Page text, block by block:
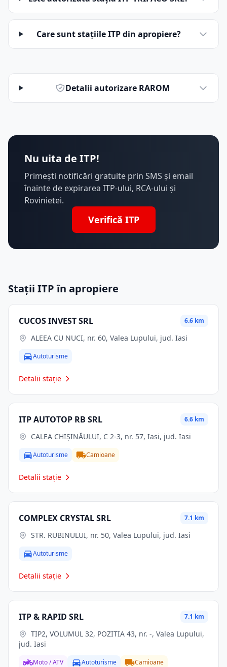
Care sunt stațiile ITP din apropiere?
Detalii autorizare RAROM
Nu uita de ITP!
Primești notificări gratuite prin SMS și email
înainte de expirarea ITP-ului, RCA-ului și
Rovinietei.
Verifică ITP
Stații ITP în apropiere
CUCOS INVEST SRL 6.6 km
ALEEA CU NUCI, nr. 60, Valea Lupului, jud. Iasi
Autoturisme
Detalii stație
ITP AUTOTOP RB SRL 6.6 km
CALEA CHIŞINĂULUI, C 2-3, nr. 57, Iasi, jud. Iasi
Autoturisme Camioane
Detalii stație
COMPLEX CRYSTAL SRL 7.1 km
STR. RUBINULUI, nr. 50, Valea Lupului, jud. Iasi
Autoturisme
Detalii stație
ITP & RAPID SRL 7.1 km
jud. Iasi
Moto / ATV Autoturisme Camioane